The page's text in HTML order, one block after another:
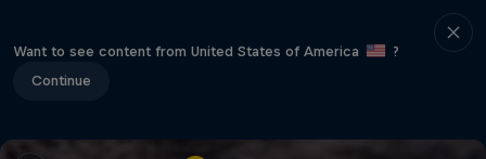
Want to see content from United States of America
?
Continue